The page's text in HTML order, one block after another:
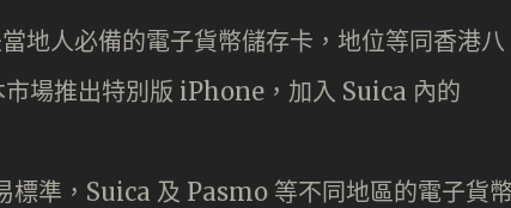
地人必備的電子貨幣儲存卡，地位等同香港八
場推出特別版 iPhone，加入 Suica 內的
準，Suica 及 Pasmo 等不同地區的電子貨